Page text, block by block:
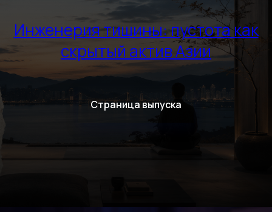
Инженерия тишины: пустота как
скрытый актив Азии
Страница выпуска